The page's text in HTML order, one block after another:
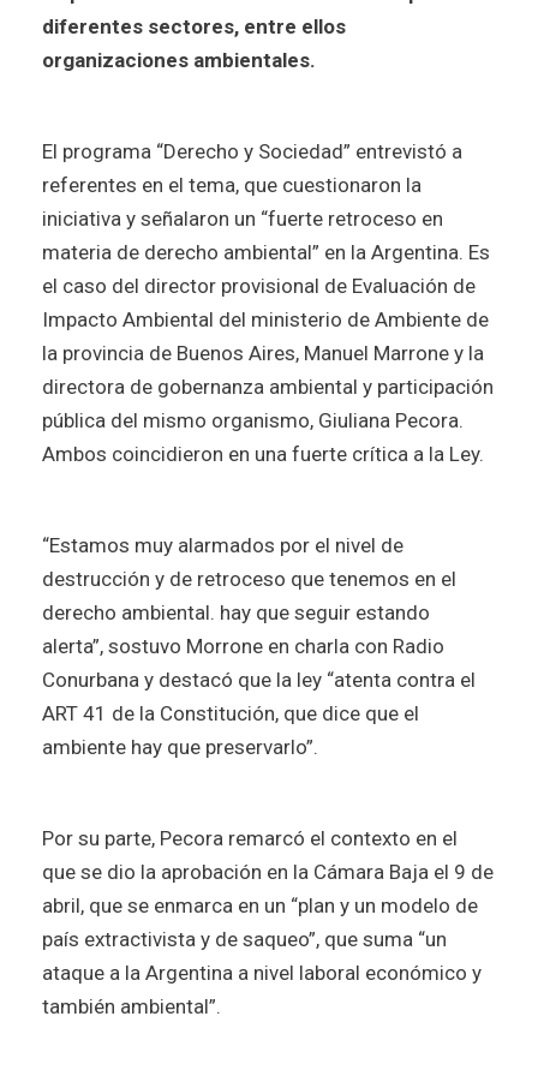
diferentes sectores, entre ellos
organizaciones ambientales.
El programa “Derecho y Sociedad” entrevistó a
referentes en el tema, que cuestionaron la
iniciativa y señalaron un “fuerte retroceso en
materia de derecho ambiental” en la Argentina. Es
el caso del director provisional de Evaluación de
Impacto Ambiental del ministerio de Ambiente de
la provincia de Buenos Aires, Manuel Marrone y la
directora de gobernanza ambiental y participación
pública del mismo organismo, Giuliana Pecora.
Ambos coincidieron en una fuerte crítica a la Ley.
“Estamos muy alarmados por el nivel de
destrucción y de retroceso que tenemos en el
derecho ambiental. hay que seguir estando
alerta”, sostuvo Morrone en charla con Radio
Conurbana y destacó que la ley “atenta contra el
ART 41 de la Constitución, que dice que el
ambiente hay que preservarlo”.
Por su parte, Pecora remarcó el contexto en el
que se dio la aprobación en la Cámara Baja el 9 de
abril, que se enmarca en un “plan y un modelo de
país extractivista y de saqueo”, que suma “un
ataque a la Argentina a nivel laboral económico y
también ambiental”.